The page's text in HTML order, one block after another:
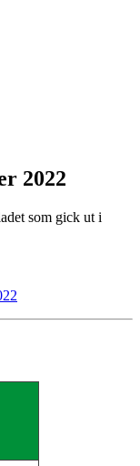
2022
som gick ut i